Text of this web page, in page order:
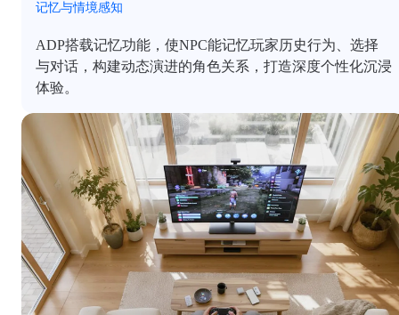
记忆与情境感知
ADP搭载记忆功能，使NPC能记忆玩家历史行为、选择
与对话，构建动态演进的角色关系，打造深度个性化沉浸
体验。